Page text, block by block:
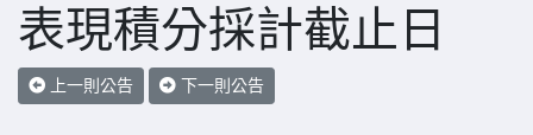
表現積分採計截止日
上一則公告 下一則公告